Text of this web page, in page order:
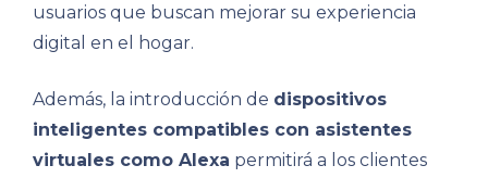
usuarios que buscan mejorar su experiencia
digital en el hogar.
Además, la introducción de dispositivos
inteligentes compatibles con asistentes
virtuales como Alexa permitirá a los clientes